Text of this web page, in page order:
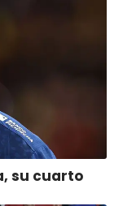
su cuarto